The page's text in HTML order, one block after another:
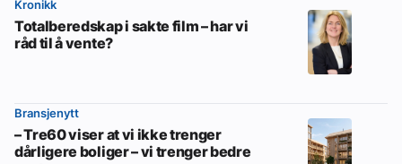
Kronikk
Totalberedskap i sakte film – har vi
råd til å vente?
Bransjenytt
– Tre60 viser at vi ikke trenger
dårligere boliger – vi trenger bedre